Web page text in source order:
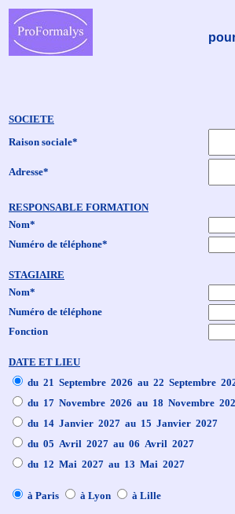
SOCIETE
Raison sociale*
Adresse*
RESPONSABLE FORMATION
Nom*
Numéro de téléphone*
STAGIAIRE
Nom*
Numéro de téléphone
Fonction
DATE ET LIEU
du 21 Septembre 2026 au 22 Septembre
du 17 Novembre 2026 au 18 Novembre
du 14 Janvier 2027 au 15 Janvier 2027
du 05 Avril 2027 au 06 Avril 2027
du 12 Mai 2027 au 13 Mai 2027
à Paris à Lyon à Lille